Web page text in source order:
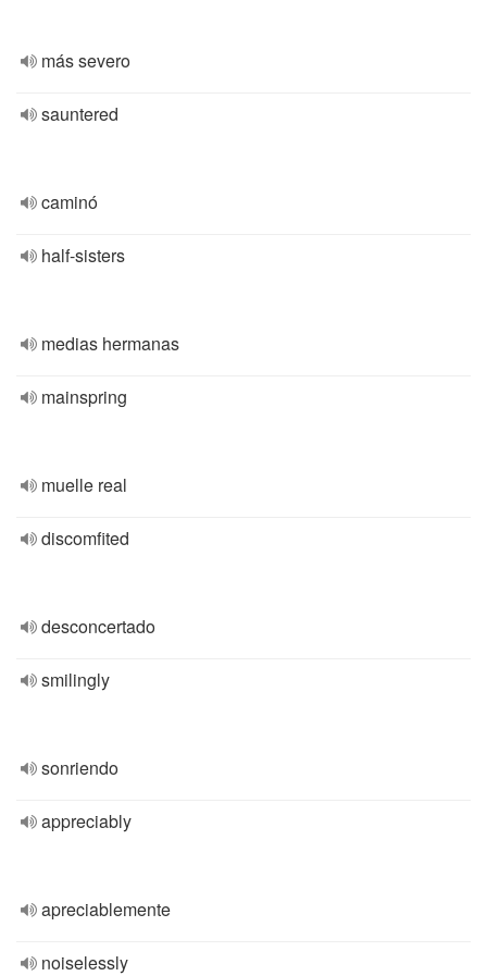
más severo
sauntered
caminó
half-sisters
medias hermanas
mainspring
muelle real
discomfited
desconcertado
smilingly
sonriendo
appreciably
apreciablemente
noiselessly